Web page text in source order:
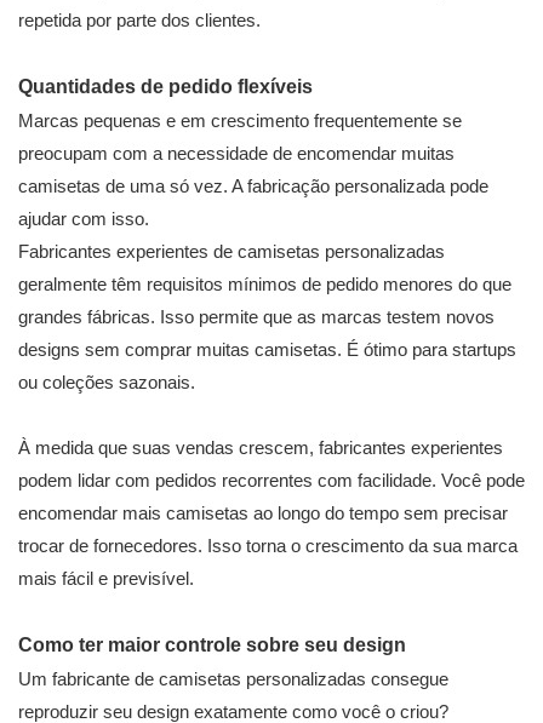
repetida por parte dos clientes.
Quantidades de pedido flexíveis
Marcas pequenas e em crescimento frequentemente se
preocupam com a necessidade de encomendar muitas
camisetas de uma só vez. A fabricação personalizada pode
ajudar com isso.
Fabricantes experientes de camisetas personalizadas
geralmente têm requisitos mínimos de pedido menores do que
grandes fábricas. Isso permite que as marcas testem novos
designs sem comprar muitas camisetas. É ótimo para startups
ou coleções sazonais.
À medida que suas vendas crescem, fabricantes experientes
podem lidar com pedidos recorrentes com facilidade. Você pode
encomendar mais camisetas ao longo do tempo sem precisar
trocar de fornecedores. Isso torna o crescimento da sua marca
mais fácil e previsível.
Como ter maior controle sobre seu design
Um fabricante de camisetas personalizadas consegue
reproduzir seu design exatamente como você o criou?